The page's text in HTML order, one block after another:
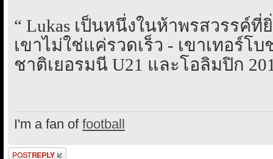
“ Lukas เป็นหนึ่งในห้าพรสวรรค์
เขาไม่ใช่แค่รวดเร็ว - เขาเทอร์โ
ชาติเยอรมนี U21 และโอลิมปิก
I'm a fan of football
ตอบกระทู้